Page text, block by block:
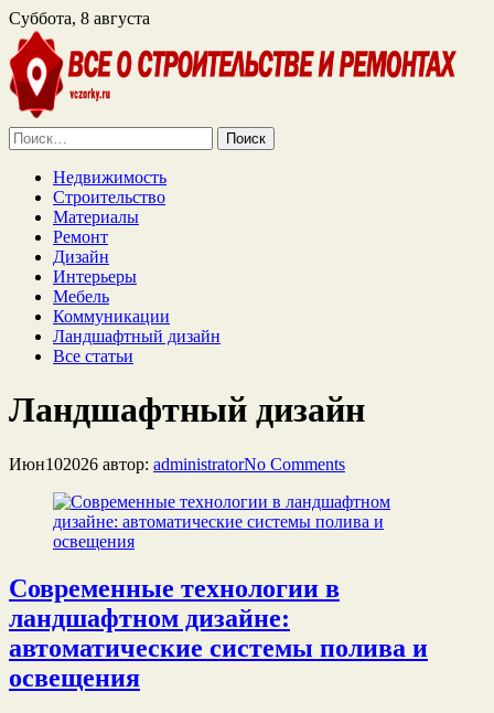
Суббота, 8 августа
Найти:
Недвижимость
Строительство
Материалы
Ремонт
Дизайн
Интерьеры
Мебель
Коммуникации
Ландшафтный дизайн
Все статьи
Ландшафтный дизайн
Июн102026 автор: administratorNo Comments
Современные технологии в
ландшафтном дизайне:
автоматические системы полива и
освещения